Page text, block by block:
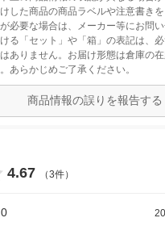
した商品の商品ラベルや注意書き
必要な場合は、メーカー等にお問い
る「セット」や「箱」の表記は、
ありません。お届け形態は倉庫の
あらかじめご了承ください。
商品情報の誤りを報告する
4.67 （3件）